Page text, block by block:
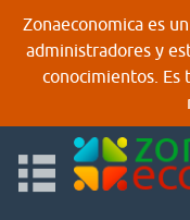
Zonaeconomica es
administradores y
conocimientos.